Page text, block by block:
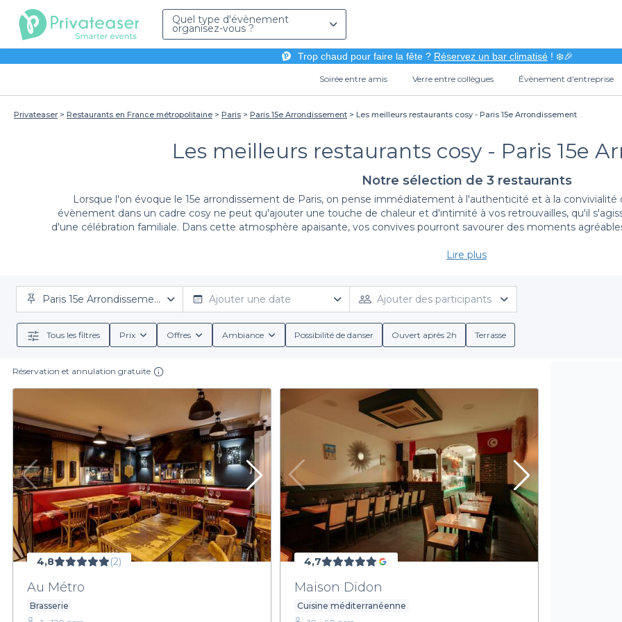
Quel type d'évènement
organisez-vous ?
Trop chaud pour faire la fête ? Réservez un bar climatisé! ❄️🎉
Soirée entre amis Verre entre collègues Évènement d'entreprise
Privateaser Restaurants en France métropolitaine Paris Paris 15e Arrondissement Les meilleurs restaurants cosy - Paris 15e Arrondissement
Les meilleurs restaurants cosy - Paris 15e
Notre sélection de 3 restaurants
Lorsque l'on évoque le 15e arrondissement de Paris, on pense immédiatement à l'authenticité et à la
évènement dans un cadre cosy ne peut qu'ajouter une touche de chaleur et d'intimité à vos retrouvailles, qu'il
d'une célébration familiale. Dans cette atmosphère apaisante, vos convives pourront savourer des moments
En utilisant notre plateforme, Privateaser, vous simplifiez le processus de réservation. Nous vous offrons une
arrondissement, adaptés à tous types d'événements. Grâce à notre interface intuitive, vous pouvez explorer un large
aux lieux plus décontractés, et réserver directement en ligne. Chaque restaurant propose des conditions de
qui mettent en avant les délicieux plats et les boissons disponibles. Vous aurez également accès à des services
expérience, garantissant ainsi un événement mémorable qui respecte vos
Il est temps d’explorer le 15e arrondissement à travers ses meilleurs restaurants cosy, où l'ambiance chaleureuse
Privateaser, vous bénéficiez d'une expérience de réservation optimisée et adaptée à vos besoins. Que vous
entre amis, nous avons l'endroit parfait pour vous. N'attendez plus et laissez-vous séduire par la diversité de notre
découvrir nos restaurants sélectionnés et commencer à planifier votre prochain événement dans
Lire plus
Paris 15e Arrondissement Ajouter une date Ajouter des participants
Tous les filtres Prix Offres Ambiance Possibilité de danser Ouvert après 2h Terrasse
Réservation et annulation gratuite
4,8 (2)
Au Métro
Brasserie
4,7
Maison Didon
Cuisine méditerranéenne